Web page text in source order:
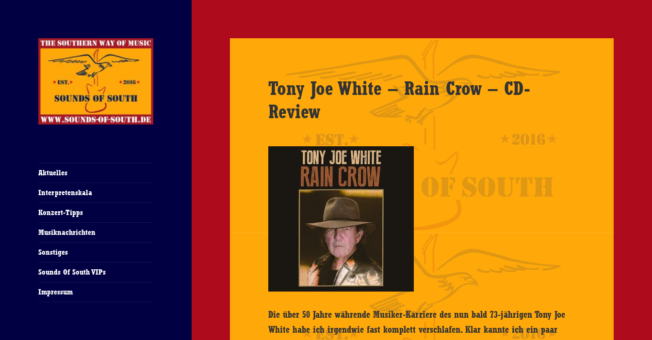
Aktuelles
Interpretenskala
Konzert-Tipps
Musiknachrichten
Sonstiges
Sounds Of South VIPs
Impressum
Tony Joe White – Rain Crow – CD-
Review
Die über 50 Jahre währende Musiker-Karriere des nun bald 73-jährigen Tony Joe
White habe ich irgendwie fast komplett verschlafen. Klar kannte ich ein paar